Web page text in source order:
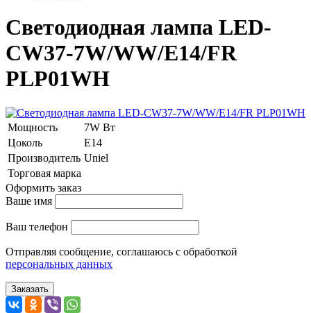
Светодиодная лампа LED-
CW37-7W/WW/E14/FR
PLP01WH
Мощность
7W Вт
Цоколь
E14
Производитель Uniel
Торговая марка
Оформить заказ
Ваше имя
Ваш телефон
Отправляя сообщение, соглашаюсь с обработкой
персональных данных
Заказать